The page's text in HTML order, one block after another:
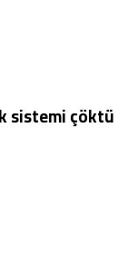
sistemi çöktü